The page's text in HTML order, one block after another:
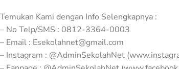
Temukan Kami dengan Info Selengkapnya :
– No Telp/SMS : 0812-3364-0003
– Email : Esekolahnet@gmail.com
– Instagram : @AdminSekolahNet